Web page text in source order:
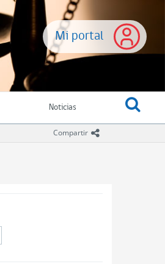
Mi portal
Noticias
Compartir icono compartir